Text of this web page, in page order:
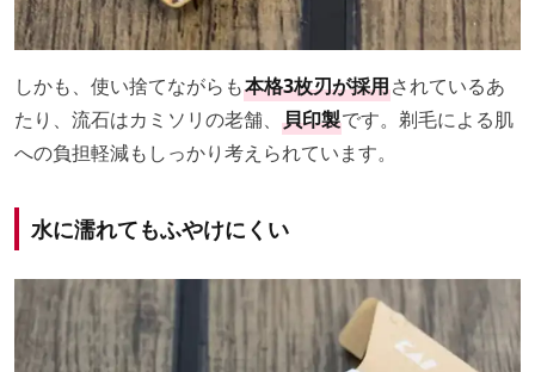
しかも、使い捨てながらも本格3枚刃が採用されているあ
たり、流石はカミソリの老舗、 貝印製です。剃毛による肌
への負担軽減もしっかり考えられています。
水に濡れてもふやけにくい